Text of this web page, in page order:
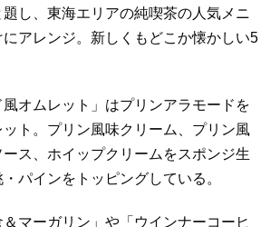
し、東海エリアの純喫茶の人気メニ
にアレンジ。新しくもどこか懐かしい5
風オムレット」はプリンアラモードを
ト。プリン風味クリーム、プリン風
ス、ホイップクリームをスポンジ生
パインをトッピングしている。
マーガリン」や「ウインナーコーヒ